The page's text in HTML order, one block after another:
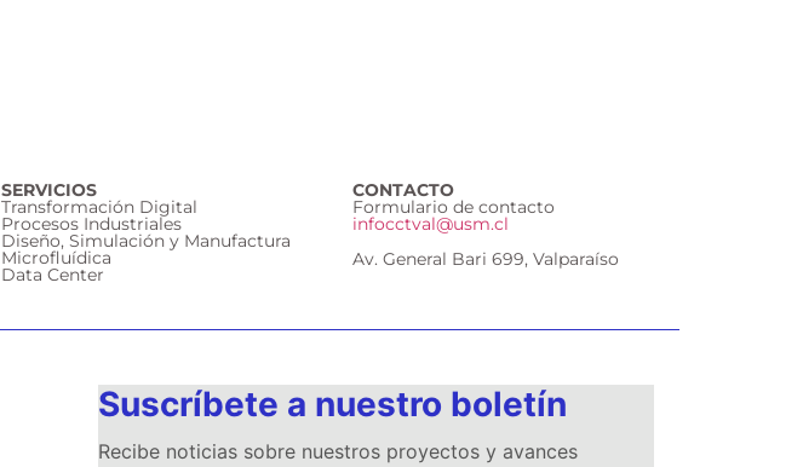
SERVICIOS
Transformación Digital
Procesos Industriales
Diseño, Simulación y Manufactura
Microfluídica
Data Center
CONTACTO
Formulario de contacto
infocctval@usm.cl
Av. General Bari 699, Valparaíso
Suscríbete a nuestro boletín
Recibe noticias sobre nuestros proyectos y avances